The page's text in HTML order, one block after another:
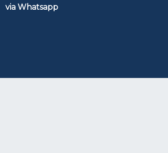
via Whatsapp